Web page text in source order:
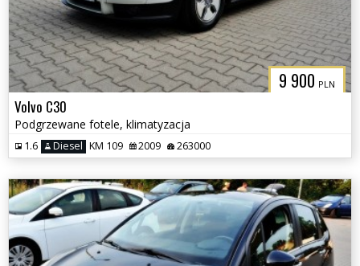
9 900 PLN
Volvo C30
Podgrzewane fotele, klimatyzacja
1.6 Diesel KM 109 2009 263000